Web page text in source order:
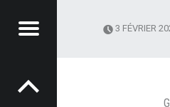
Menu 3 FÉVRIER